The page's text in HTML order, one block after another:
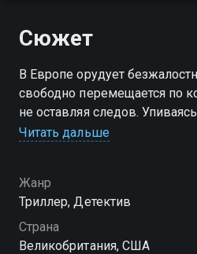
Сюжет
В Европе орудует
свободно перемещается по
не оставляя следов.
безнаказанностью, он даже
нанести свой следующий
йоркский полицейский
очередной жертвой маньяка
во что бы то ни стало найти
Читать дальше
Жанр
Триллер, Детектив
Страна
Великобритания, США